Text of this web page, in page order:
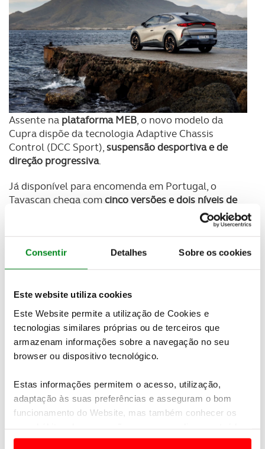
Consentir Detalhes Sobre os cookies
Este website utiliza cookies
Este Website permite a utilização de Cookies e
tecnologias similares próprias ou de terceiros que
armazenam informações sobre a navegação no seu
browser ou dispositivo tecnológico.
Estas informações permitem o acesso, utilização,
adaptação às suas preferências e asseguram o bom
funcionamento do Website, mas também conhecer os
e anúncios de modo a promover produtos e/ou serviços.
Assente na plataforma MEB, o novo modelo da
Cupra dispõe da tecnologia Adaptive Chassis
Control (DCC Sport),suspensão desportiva e de
direção progressiva.
Já disponível para encomenda em Portugal, o
Tavascan chega comcinco versões e dois níveis de